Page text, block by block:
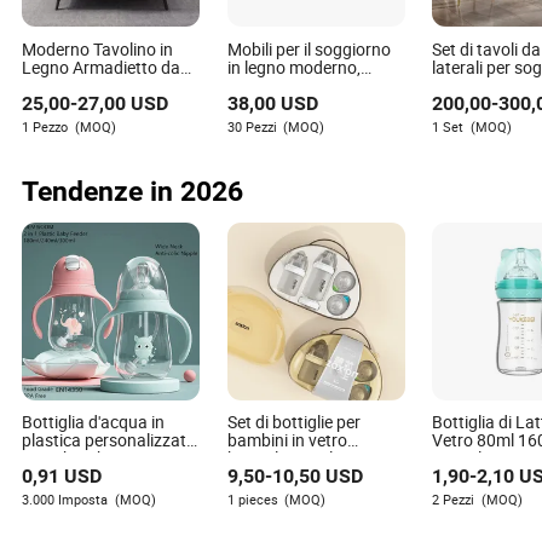
dipendere fortemente dagli agenti locali, il che influisce
sull'esperienza del cliente e sulla fiducia nel marchio.
6. Prospettive di Mercato
A breve termine, i marchi cinesi dovrebbero continuare a
crescere nei mercati emergenti dove la domanda è guidata
dall'industrializzazione, dall'approvvigionamento
energetico instabile, dalla costruzione di infrastrutture e
Moderno Tavolino in
Legno Armadietto da
Casa Soggiorno MDF
Tavolino da Tè TV
Tavolino da Caffè
25,00-27,00 USD
1 Pezzo (MOQ)
Mobili per il soggiorno
in legno moderno,
supporto per TV
laterale
38,00USD
30 Pezzi (MOQ)
Set di tavoli
laterali per
sinterizzata
200,00-
1 Set (MOQ)
Tendenze in 2026
Bottiglia d'acqua in
plastica personalizzata
2 per bambini con
tettarella in silicone
anti-colica, biberon per
l'allattamento in PPSU
0,91 USD
3.000 Imposta (MOQ)
Set di bottiglie per
bambini in vetro
borosilicato alto con
tettarella senza BPA
9,50-10,50USD
1 pieces (MOQ)
Bottiglia di
Vetro 80ml
Bottiglia Sippy
Trasparente
Allenamento
Bambino
1,90-2,10
2 Pezzi (MOQ)